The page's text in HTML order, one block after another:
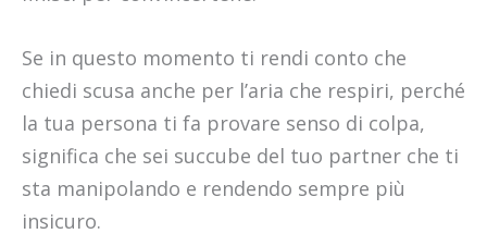
Se in questo momento ti rendi conto che
chiedi scusa anche per l’aria che respiri, perché
la tua persona ti fa provare senso di colpa,
significa che sei succube del tuo partner che ti
sta manipolando e rendendo sempre più
insicuro.